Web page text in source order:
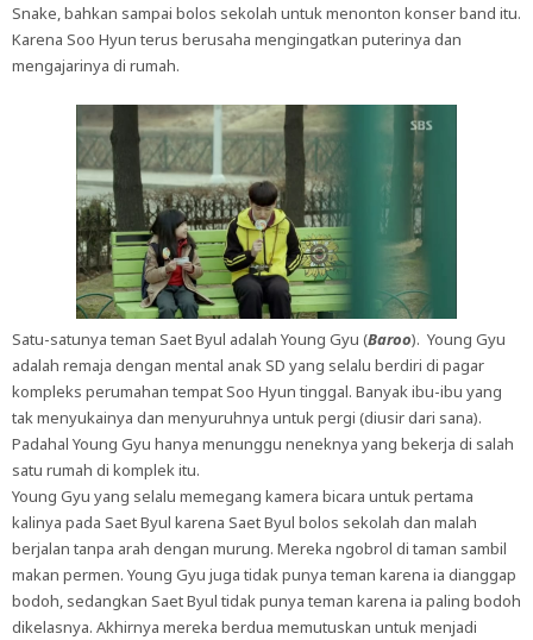
Snake, bahkan sampai bolos sekolah untuk menonton konser band itu.
Karena Soo Hyun terus berusaha mengingatkan puterinya dan
mengajarinya di rumah.
Satu-satunya teman Saet Byul adalah Young Gyu (Baroo). Young Gyu
adalah remaja dengan mental anak SD yang selalu berdiri di pagar
kompleks perumahan tempat Soo Hyun tinggal. Banyak ibu-ibu yang
tak menyukainya dan menyuruhnya untuk pergi (diusir dari sana).
Padahal Young Gyu hanya menunggu neneknya yang bekerja di salah
satu rumah di komplek itu.
Young Gyu yang selalu memegang kamera bicara untuk pertama
kalinya pada Saet Byul karena Saet Byul bolos sekolah dan malah
berjalan tanpa arah dengan murung. Mereka ngobrol di taman sambil
makan permen. Young Gyu juga tidak punya teman karena ia dianggap
bodoh, sedangkan Saet Byul tidak punya teman karena ia paling bodoh
dikelasnya. Akhirnya mereka berdua memutuskan untuk menjadi